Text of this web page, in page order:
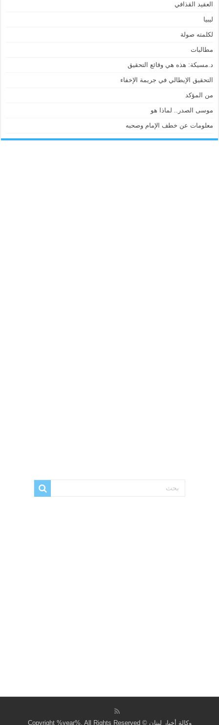
العقيد القذافي
ليبيا
لكلمته صولة
مطالبات
د.مسيكة: هذه هي وقائع التحقيق
التحقيق الإيطالي في جريمة الإخفاء
من المؤكد
موسى الصدر.. لماذا هو
معلومات عن خطف الإمام وصحبه
وكالة أخبار لبنان © Copyright %year%, All Rights Reserved